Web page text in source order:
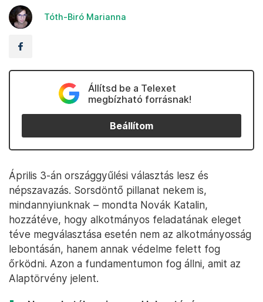
Tóth-Biró Marianna
Állítsd be a Telexet
megbízható forrásnak!
Beállítom
Április 3-án országgyűlési választás lesz és
népszavazás. Sorsdöntő pillanat nekem is,
mindannyiunknak – mondta Novák Katalin,
hozzátéve, hogy alkotmányos feladatának eleget
téve megválasztása esetén nem az alkotmányosság
lebontásán, hanem annak védelme felett fog
őrködni. Azon a fundamentumon fog állni, amit az
Alaptörvény jelent.